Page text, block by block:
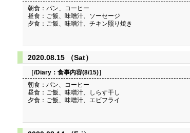
朝食：パン、コーヒー
昼食：ご飯、味噌汁、ソーセージ
夕食：ご飯、味噌汁、チキン照り焼き
2020.08.15 （Sat）
［/Diary： 食事内容(8/15)］
朝食：パン、コーヒー
昼食：ご飯、味噌汁、しらす干し
夕食：ご飯、味噌汁、エビフライ